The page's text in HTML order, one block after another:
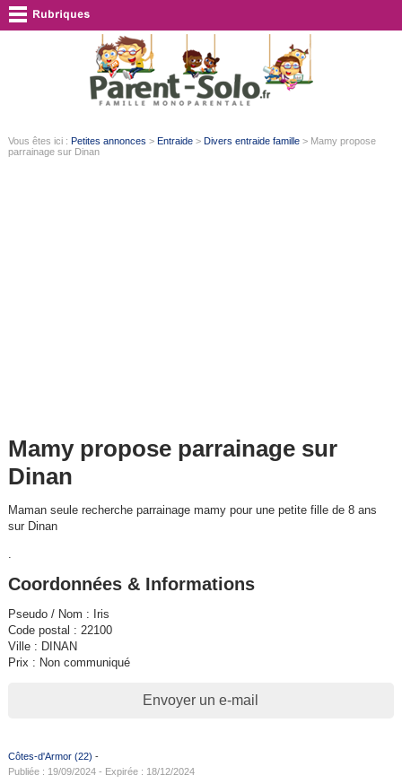
Vous êtes ici : Petites annonces > Entraide> Divers entraide famille> Mamy propose
parrainage sur Dinan
Mamy propose parrainage sur
Dinan
Maman seule recherche parrainage mamy pour une petite fille de 8 ans
sur Dinan
.
Coordonnées & Informations
Pseudo / Nom : Iris
Code postal : 22100
Ville : DINAN
Prix : Non communiqué
Envoyer un e-mail
Côtes-d'Armor (22) -
Publiée : 19/09/2024 - Expirée : 18/12/2024